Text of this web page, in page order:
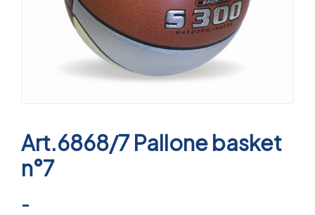
Art.6868/7 Pallone basket
n°7
-